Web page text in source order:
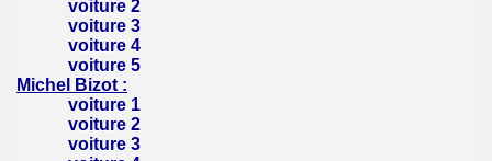
voiture 2
voiture 3
voiture 4
voiture 5
Michel Bizot :
voiture 1
voiture 2
voiture 3